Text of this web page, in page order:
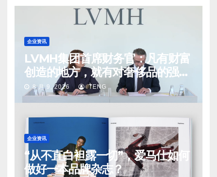
企业资讯
LVMH集团首席财务官：凡有财富
创造的地方，就有对奢侈品的强烈
需求
8 月 9, 2026 TENG
企业资讯
“从不直白袒露一切”，爱马仕如何
做好一本品牌杂志？